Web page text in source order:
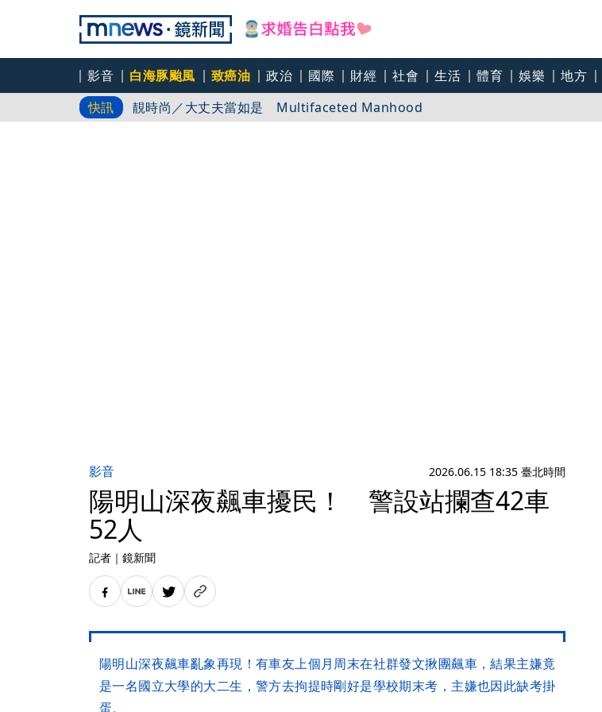
影音 白海豚颱風 致癌油 政治 國際 財經 社會 生活 體育 娛樂 地方
快訊
靚時尚／大丈夫當如是 Multifaceted Manhood
赴日踩雷！超商結帳遭失禮店員「1反應羞辱」多人遇過 網揭自保絕招
影音 2026.06.15 18:35 臺北時間
陽明山深夜飆車擾民！ 警設站攔查42車
52人
記者 ｜ 鏡新聞
陽明山深夜飆車亂象再現！有車友上個月周末在社群發文揪團飆車，結果主嫌竟
是一名國立大學的大二生，警方去拘提時剛好是學校期末考，主嫌也因此缺考掛
蛋。